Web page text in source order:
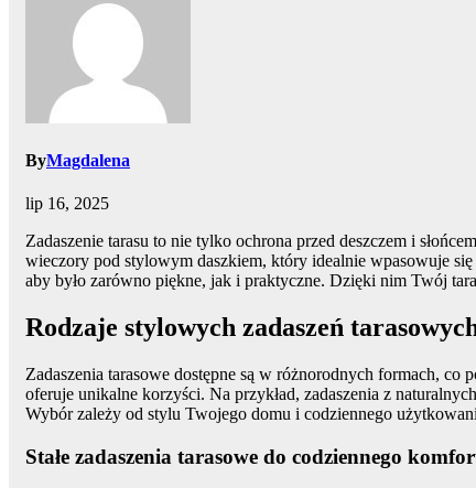
ByMagdalena
lip 16, 2025
Zadaszenie tarasu to nie tylko ochrona przed deszczem i
wieczory pod stylowym daszkiem, który idealnie wpasowuje
aby było zarówno piękne, jak i praktyczne. Dzięki nim Twój
Rodzaje stylowych zadaszeń
Zadaszenia tarasowe dostępne są w różnorodnych formach,
oferuje unikalne korzyści. Na przykład, zadaszenia z
Wybór zależy od stylu Twojego domu i codziennego
Stałe zadaszenia tarasowe do codziennego